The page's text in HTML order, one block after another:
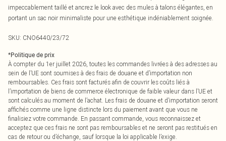
impeccablement taillé et ancrez le look avec des mules à talons élégantes, en
portant un sac noir minimaliste pour une esthétique indéniablement soignée.
SKU: CNO6440/23/72
*Politique de prix
À compter du 1er juillet 2026, toutes les commandes livrées à des adresses au
sein de l’UE sont soumises à des frais de douane et d’importation non
remboursables. Ces frais sont facturés afin de couvrir les coûts liés à
l’importation de biens de commerce électronique de faible valeur dans l’UE et
sont calculés au moment de l’achat. Les frais de douane et d’importation seront
affichés comme une ligne distincte lors du paiement avant que vous ne
finalisiez votre commande. En passant commande, vous reconnaissez et
acceptez que ces frais ne sont pas remboursables et ne seront pas restitués en
cas de retour ou d’échange, sauf lorsque la loi applicable l’exige.